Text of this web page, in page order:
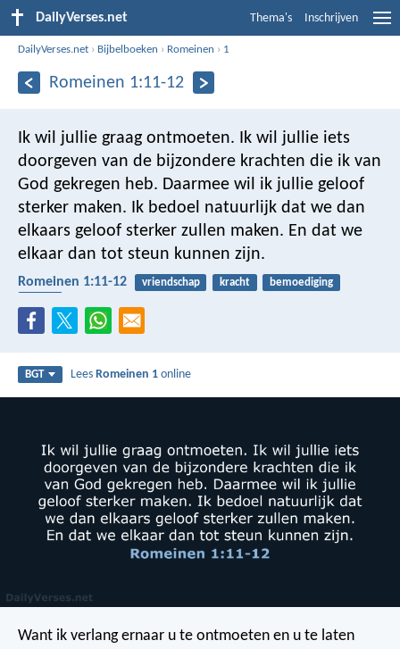
DailyVerses.net Thema's Inschrijven
DailyVerses.net › Bijbelboeken › Romeinen › 1
Romeinen 1:11-12
Ik wil jullie graag ontmoeten. Ik wil jullie iets
doorgeven van de bijzondere krachten die ik van
God gekregen heb. Daarmee wil ik jullie geloof
sterker maken. Ik bedoel natuurlijk dat we dan
elkaars geloof sterker zullen maken. En dat we
elkaar dan tot steun kunnen zijn.
Romeinen 1:11-12 vriendschap kracht
bemoediging
BGT LeesRomeinen 1 online
Want ik verlang ernaar u te ontmoeten en u te laten